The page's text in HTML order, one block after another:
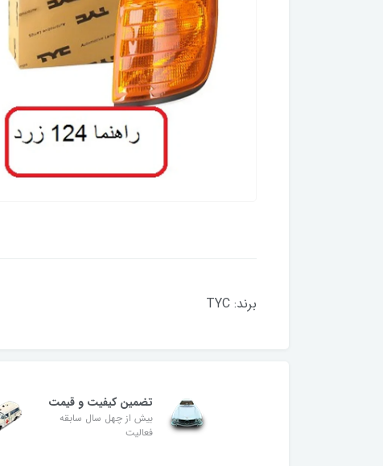
برند: TYC
تضمین کیفیت و قیمت
بیش از چهل سال سابقه
فعالیت